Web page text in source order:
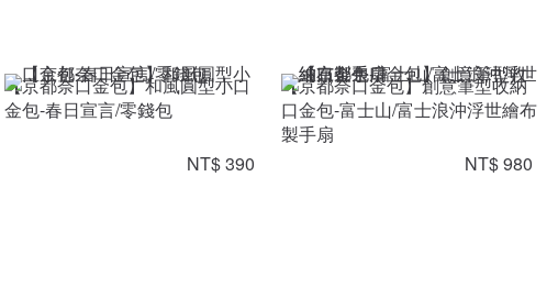
【京都奈口金包】和風圓型小口
金包-春日宣言/零錢包
NT$ 390
【京都奈口金包】創意筆型收納
口金包-富士山/富士浪沖浮世繪布
製手扇
NT$ 980